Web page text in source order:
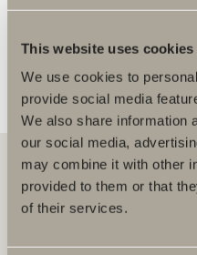
This website uses cookies
We use cookies to
provide social media
We also share information
our social media,
may combine it with other
provided to them or that
of their services.
FLER ÅTERFÖRSÄLJARE
Hos oss hittar du allt för hela